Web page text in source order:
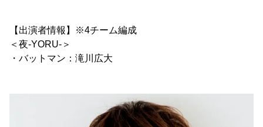
【出演者情報】※4チーム編成
＜夜-YORU-＞
・バットマン：滝川広大